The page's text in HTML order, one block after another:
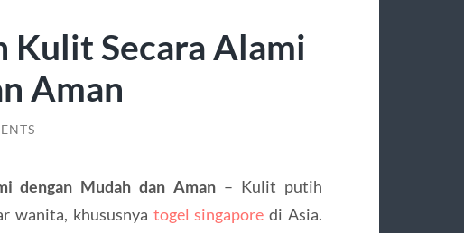
Kulit Secara Alami
Aman
dengan Mudah dan Aman – Kulit putih
wanita, khususnya togel singapore di Asia.